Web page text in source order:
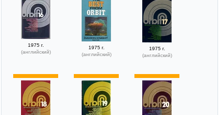
1975 г.
(английский)
1975 г.
(английский)
1975 г.
(английский)